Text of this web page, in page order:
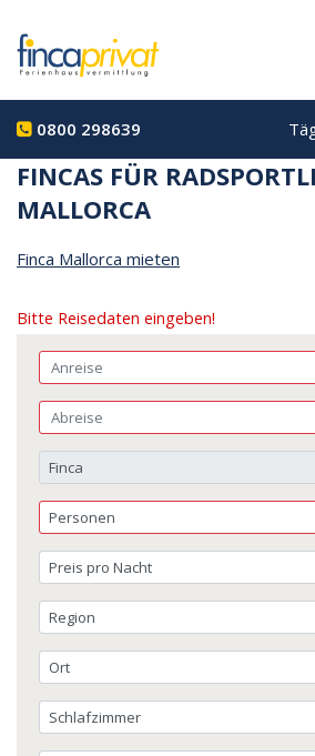
0800 298639
FINCAS FÜR
MALLORCA
Finca Mallorca mieten
Bitte Reisedaten eingeben!